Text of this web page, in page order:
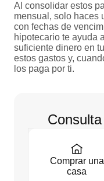
Al consolidar estos
mensual, solo haces
con fechas de
hipotecario te ayuda
suficiente dinero en
estos gastos y,
los paga por ti.
Comprar una
casa